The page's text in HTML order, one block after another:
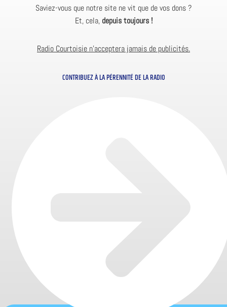
Saviez-vous que notre site ne vit que de vos dons ?
Et, cela, depuis toujours !
Radio Courtoisie n’acceptera jamais de publicités.
CONTRIBUEZ À LA PÉRENNITÉ DE LA RADIO